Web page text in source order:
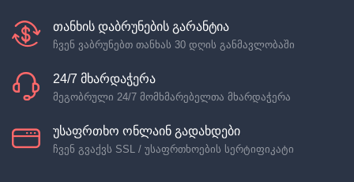
თანხის დაბრუნების გარანტია
ჩვენ ვაბრუნებთ თანხას 30 დღის განმავლობაში
24/7 მხარდაჭერა
მეგობრული 24/7 მომხმარებელთა მხარდაჭერა
უსაფრთხო ონლაინ გადახდები
ჩვენ გვაქვს SSL / უსაფრთხოების სერტიფიკატი